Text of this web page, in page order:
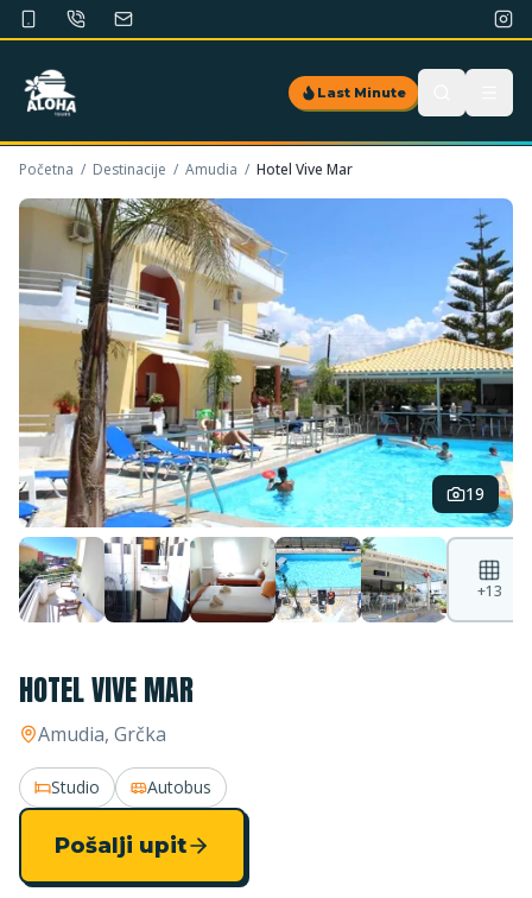
Last Minute
Početna / Destinacije / Amudia / Hotel Vive Mar
19
+13
HOTEL VIVE MAR
Amudia, Grčka
Studio Autobus
Pošalji upit